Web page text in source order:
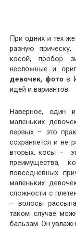
При одних и тех
разную
косой, пробор
несложные и
девочек, фото в
идей и вариантов.
Наверное, один
маленьких
первых – это
сохраняется и не
вторых, косы –
преимущества,
повседневных
маленьких
сложности с
– волосы
таком случае
бальзам. Он